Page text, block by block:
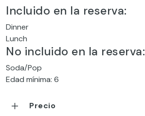
Incluido en la reserva:
Dinner
Lunch
No incluido en la reserva:
Soda/Pop
Edad mínima: 6
Precio